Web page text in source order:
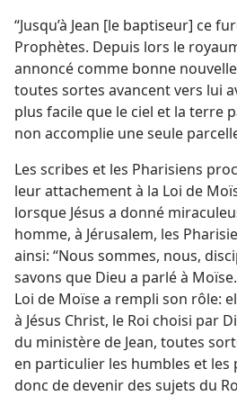
“Jusqu’à Jean [le baptiseur] ce
Prophètes. Depuis lors le
annoncé comme bonne
toutes sortes avancent vers lui
plus facile que le ciel et la terre
non accomplie une seule
Les scribes et les Pharisiens
leur attachement à la Loi de
lorsque Jésus a donné
homme, à Jérusalem, les
ainsi: “Nous sommes, nous,
savons que Dieu a parlé à
Loi de Moïse a rempli son rôle:
à Jésus Christ, le Roi choisi par
du ministère de Jean, toutes
en particulier les humbles et les
donc de devenir des sujets du